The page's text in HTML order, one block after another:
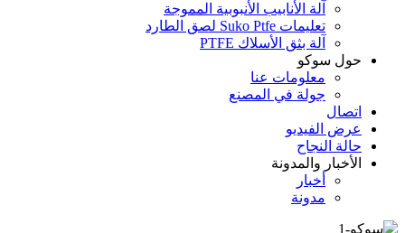
آلة الأنابيب الأنبوبية المموجة
تعليمات Suko Ptfe لصق الطارد
آلة بثق الأسلاك PTFE
حول سوكو
معلومات عنا
جولة في المصنع
اتصال
عرض الفيديو
حالة النجاح
الأخبار والمدونة
أخبار
مدونة